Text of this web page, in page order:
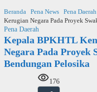
ke
konten
Beranda Pena News Pena Daerah
Kerugian Negara Pada Proyek
Pena Daerah
Kepala BPKHTL
Negara Pada Proyek
Bendungan Pelosika
176